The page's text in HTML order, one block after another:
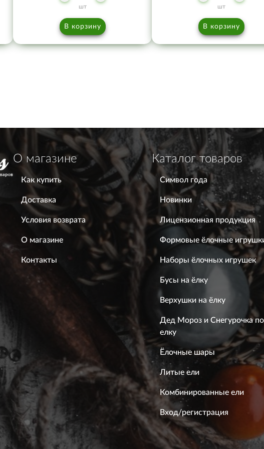
шт
В корзину
шт
В корзину
О магазине
Как купить
Доставка
Условия возврата
О магазине
Контакты
Каталог товаров
Символ года
Новинки
Лицензионная продукция
Формовые ёлочные
Наборы ёлочных игрушек
Бусы на ёлку
Верхушки на ёлку
Дед Мороз и Снегурочка
елку
Ёлочные шары
Литые ели
Комбинированные ели
Вход/регистрация